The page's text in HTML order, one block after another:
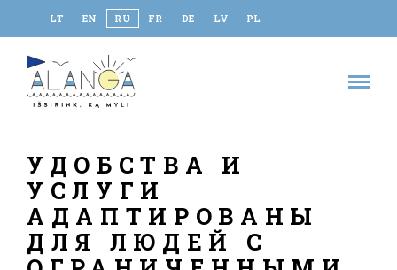
LT EN RU FR DE LV PL
УДОБСТВА И
УСЛУГИ
АДАПТИРОВАНЫ
ДЛЯ ЛЮДЕЙ С